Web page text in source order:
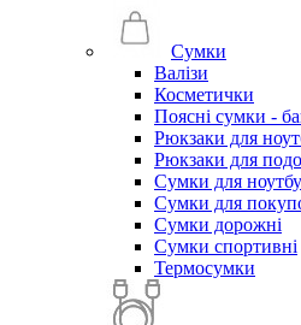
Сумки
Валізи
Косметички
Поясні сумки -
Рюкзаки для
Рюкзаки для
Сумки для
Сумки для
Сумки дорожні
Сумки спортивні
Термосумки